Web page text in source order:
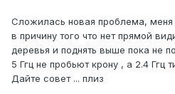
Сложилась новая проблема, меня
в причину того что нет прямой
деревья и поднять выше пока не
5 Ггц не пробьют крону , а 2.4 Ггц
Дайте совет ... плиз